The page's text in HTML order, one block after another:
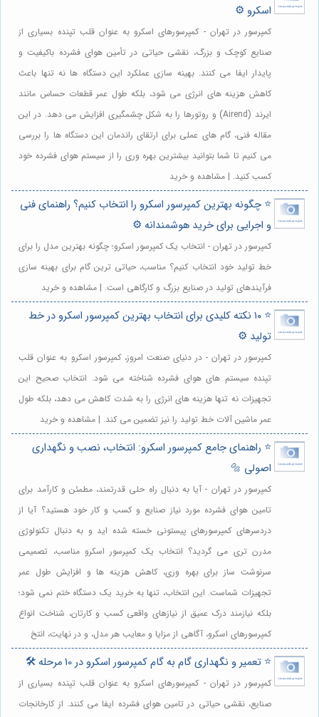
اسکرو ⚙️
کمپرسور در تهران - کمپرسورهای اسکرو به عنوان قلب تپنده بسیاری از
صنایع کوچک و بزرگ، نقشی حیاتی در تأمین هوای فشرده باکیفیت و
پایدار ایفا می کنند. بهینه سازی عملکرد این دستگاه ها نه تنها باعث
کاهش هزینه های انرژی می شود، بلکه طول عمر قطعات حساس مانند
ایرند (Airend) و روتورها را به شکل چشمگیری افزایش می دهد. در این
مقاله فنی، گام های عملی برای ارتقای راندمان این دستگاه ها را بررسی
می کنیم تا شما بتوانید بیشترین بهره وری را از سیستم هوای فشرده خود
کسب کنید. | مشاهده و خرید
⭐️ چگونه بهترین کمپرسور اسکرو را انتخاب کنیم؟ راهنمای فنی
و اجرایی برای خرید هوشمندانه ⚙️
کمپرسور در تهران - انتخاب یک کمپرسور اسکرو؛ چگونه بهترین مدل را برای
خط تولید خود انتخاب کنیم؟ مناسب، حیاتی ترین گام برای بهینه سازی
فرآیندهای تولید در صنایع بزرگ و کارگاهی است. | مشاهده و خرید
⭐️ ۱۰ نکته کلیدی برای انتخاب بهترین کمپرسور اسکرو در خط
تولید ⚙️
کمپرسور در تهران - در دنیای صنعت امروز، کمپرسور اسکرو به عنوان قلب
تپنده سیستم های هوای فشرده شناخته می شود. انتخاب صحیح این
تجهیزات نه تنها هزینه های انرژی را به شدت کاهش می دهد، بلکه طول
عمر ماشین آلات خط تولید را نیز تضمین می کند. | مشاهده و خرید
⭐️ راهنمای جامع کمپرسور اسکرو: انتخاب، نصب و نگهداری
اصولی 🔩
کمپرسور در تهران - آیا به دنبال راه حلی قدرتمند، مطمئن و کارآمد برای
تامین هوای فشرده مورد نیاز صنایع و کسب و کار خود هستید؟ آیا از
دردسرهای کمپرسورهای پیستونی خسته شده اید و به دنبال تکنولوژی
مدرن تری می گردید؟ انتخاب یک کمپرسور اسکرو مناسب، تصمیمی
سرنوشت ساز برای بهره وری، کاهش هزینه ها و افزایش طول عمر
تجهیزات شماست. این انتخاب، تنها به خرید یک دستگاه ختم نمی شود؛
بلکه نیازمند درک عمیق از نیازهای واقعی کسب و کارتان، شناخت انواع
کمپرسورهای اسکرو، آگاهی از مزایا و معایب هر مدل، و در نهایت، انتخ
⭐️ تعمیر و نگهداری گام به گام کمپرسور اسکرو در 10 مرحله 🛠️
کمپرسور در تهران - کمپرسورهای اسکرو به عنوان قلب تپنده بسیاری از
صنایع، نقشی حیاتی در تامین هوای فشرده ایفا می کنند. از کارخانجات